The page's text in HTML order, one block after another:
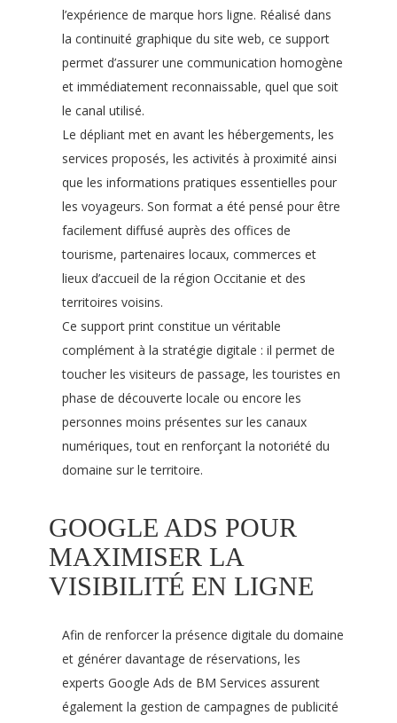
l’expérience de marque hors ligne. Réalisé dans
la continuité graphique du site web, ce support
permet d’assurer une communication homogène
et immédiatement reconnaissable, quel que soit
le canal utilisé.
Le dépliant met en avant les hébergements, les
services proposés, les activités à proximité ainsi
que les informations pratiques essentielles pour
les voyageurs. Son format a été pensé pour être
facilement diffusé auprès des offices de
tourisme, partenaires locaux, commerces et
lieux d’accueil de la région Occitanie et des
territoires voisins.
Ce support print constitue un véritable
complément à la stratégie digitale : il permet de
toucher les visiteurs de passage, les touristes en
phase de découverte locale ou encore les
personnes moins présentes sur les canaux
numériques, tout en renforçant la notoriété du
domaine sur le territoire.
GOOGLE ADS POUR
MAXIMISER LA
VISIBILITÉ EN LIGNE
Afin de renforcer la présence digitale du domaine
et générer davantage de réservations, les
experts Google Ads de BM Services assurent
également la gestion de campagnes de publicité